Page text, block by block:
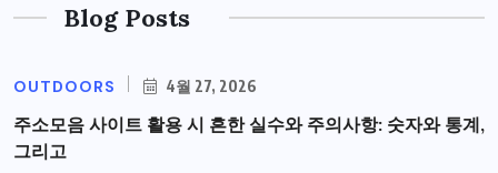
Blog Posts
OUTDOORS 4월 27, 2026
주소모음 사이트 활용 시 흔한 실수와 주의사항: 숫자와 통계,
그리고